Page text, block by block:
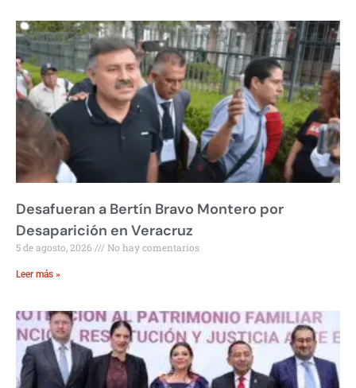
Desafueran a Bertín Bravo Montero por
Desaparición en Veracruz
5 de agosto, 2026 No hay comentarios
Leer más »